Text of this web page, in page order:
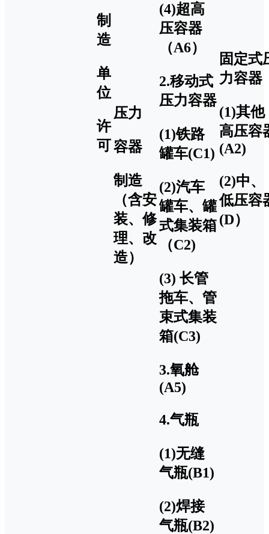
制
造
单
位
许
可
压力
容器
制造
（含安
装、修
理、改
造）
(4)超高
压容器
（A6）
2.移动式
压力容器
(1)铁路
罐车(C1)
(2)汽车
罐车、罐
式集装箱
（C2)
(3) 长管
拖车、管
束式集装
箱(C3)
3.氧舱
(A5)
4.气瓶
(1)无缝
气瓶(B1)
(2)焊接
气瓶(B2)
固定式
力容器
(1)其他
高压容
(A2)
(2)中、
低压容
(D）